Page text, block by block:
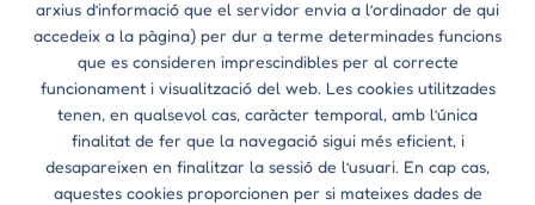
arxius d’informació que el servidor envia a l’ordinador de qui
accedeix a la pàgina) per dur a terme determinades funcions
que es consideren imprescindibles per al correcte
funcionament i visualització del web. Les cookies utilitzades
tenen, en qualsevol cas, caràcter temporal, amb l’única
finalitat de fer que la navegació sigui més eficient, i
desapareixen en finalitzar la sessió de l’usuari. En cap cas,
aquestes cookies proporcionen per si mateixes dades de